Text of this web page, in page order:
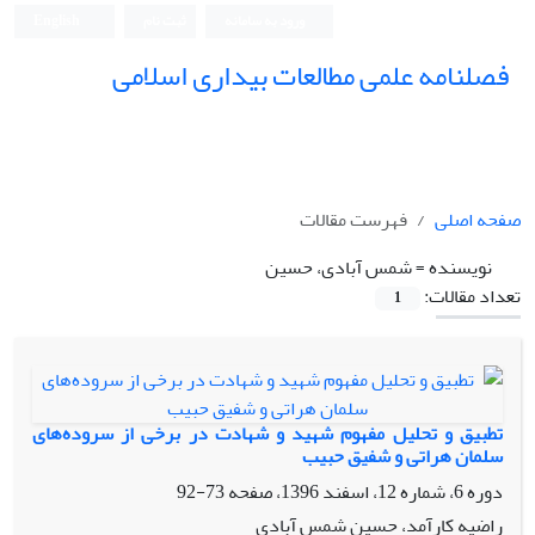
فصلنامه علمی مطالعات بیداری اسلامی
صفحه اصلی
فهرست مقالات
نویسنده =شمس آبادی، حسین
تعداد مقالات:
1
تطبیق و تحلیل مفهوم شهید و شهادت در برخی از سروده‌های
سلمان هراتی و شفیق حبیب
دوره 6، شماره 12، اسفند 1396، صفحه
73-92
راضیه کارآمد، حسین شمس آبادی